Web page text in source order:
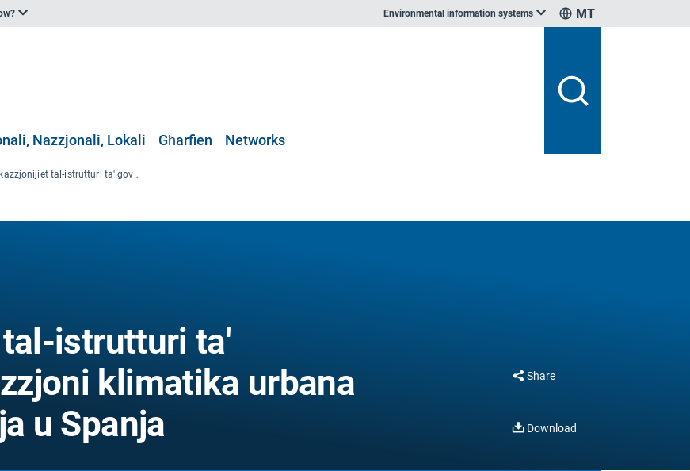
Environmental information systems MT
Nazzjonali, Lokali Għarfien Networks
L-implikazzjonijiet tal-istrutturi ta' governanza fuq l-azzjoni klimatika urbana - evidenza mill-Italja u Spanja
istrutturi ta'
klimatika urbana
u Spanja
Share
Download